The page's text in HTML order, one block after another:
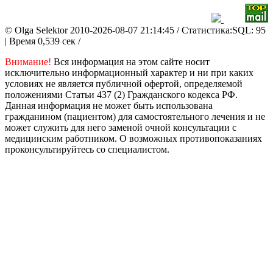
© Olga Selektor 2010-2026-08-07 21:14:45 / Статистика:SQL: 95
| Время 0,539 сек /
Внимание! Вся информация на этом сайте носит
исключительно информационный характер и ни при каких
условиях не является публичной офертой, определяемой
положениями Статьи 437 (2) Гражданского кодекса РФ.
Данная информация не может быть использована
гражданином (пациентом) для самостоятельного лечения и не
может служить для него заменой очной консультации с
медицинским работником. О возможных противопоказаниях
проконсультируйтесь со специалистом.